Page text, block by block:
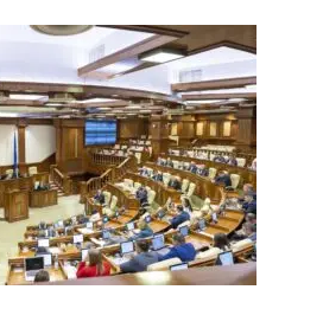
și farmaciștilor obținute în
în Republica